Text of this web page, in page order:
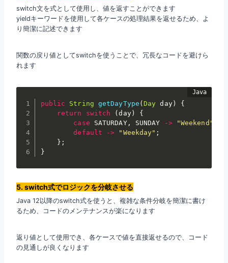
switch文を式として使用し、値を返すことができます
yieldキーワードを使用して各ケースの処理結果を返せるため、よ
り簡潔に記述できます
関数の戻り値としてswitchを使うことで、冗長なコードを避けら
れます
public String getDayType (Day day)
{
return
switch (day)
{
case SATURDAY, SUNDAY -> "Weekend"
default
-> "Weekday" ;
} ;
}
5. switch式でロジックを分岐させる
Java 12以降のswitch式を使うと、複雑な条件分岐を簡潔に書け
るため、コードのメンテナンスが楽になります
返り値として使用でき、各ケースで値を直接返せるので、コード
の見通しが良くなります